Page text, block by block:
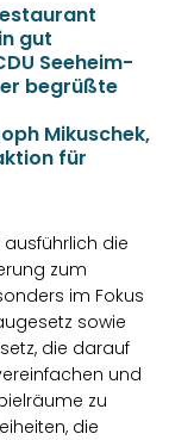
gut
Seeheim-
begrüßte
Mikuschek,
für
die
zum
im Fokus
sowie
die darauf
und
zu
die